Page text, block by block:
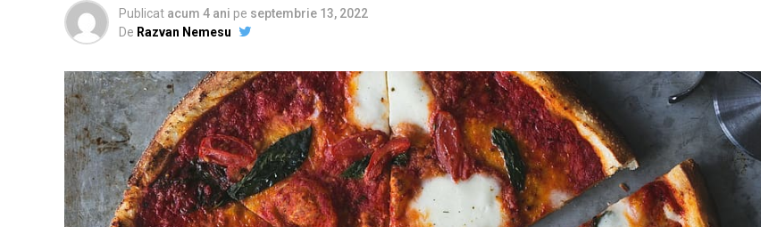
Publicat acum 4 ani pe septembrie 13, 2022
De Razvan Nemesu